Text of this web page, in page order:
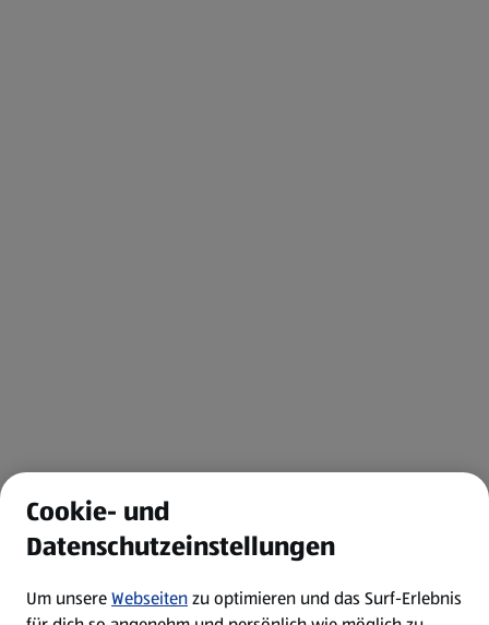
Cookie- und
Datenschutzeinstellungen
Um unsereWebseitenzu optimieren und das Surf-Erlebnis